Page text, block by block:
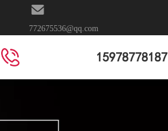
772675536@qq.com
15978778187